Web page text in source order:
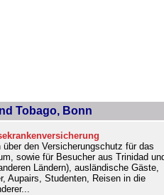
Tobago, Bonn
über den Versicherungschutz für das
sowie für Besucher aus Trinidad
Ländern), ausländische Gäste,
Aupairs, Studenten, Reisen in die